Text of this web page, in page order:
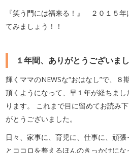
『笑う門には福来る！』 ２０１５
てみましょう！！
１年間、ありがとうございまし
輝くママのNEWSな“おはなし”で、８
頂くようになって、早１年が経ちま
ります。 これまで目に留めてお読み
がとうございました。
日々、家事に、育児に、仕事に、頑
とココロを整えるほんのきっかけにな